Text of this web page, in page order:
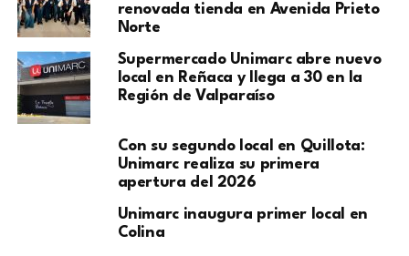
renovada tienda en Avenida Prieto
Norte
Supermercado Unimarc abre nuevo
local en Reñaca y llega a 30 en la
Región de Valparaíso
Con su segundo local en Quillota:
Unimarc realiza su primera
apertura del 2026
Unimarc inaugura primer local en
Colina